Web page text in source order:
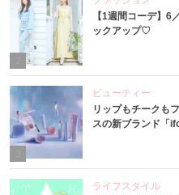
【1週間コーデ】
ックアップ♡
3
ビューティー
リップもチークも
スの新ブランド「
ライフスタイル